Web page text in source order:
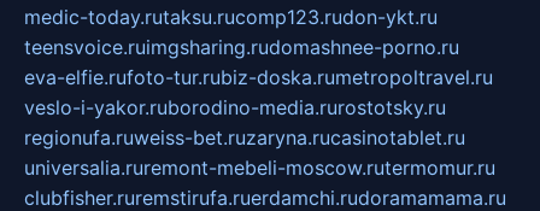
medic-today.rutaksu.rucomp123.rudon-ykt.ru
teensvoice.ruimgsharing.rudomashnee-porno.ru
eva-elfie.rufoto-tur.rubiz-doska.rumetropoltravel.ru
veslo-i-yakor.ruborodino-media.rurostotsky.ru
regionufa.ruweiss-bet.ruzaryna.rucasinotablet.ru
universalia.ruremont-mebeli-moscow.rutermomur.ru
clubfisher.ruremstirufa.ruerdamchi.rudoramamama.ru